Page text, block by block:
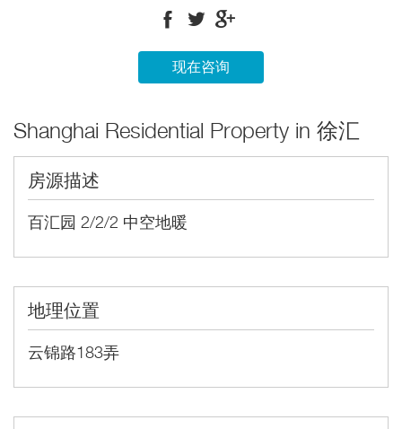
现在咨询
Shanghai Residential Property in 徐汇
房源描述
百汇园 2/2/2 中空地暖
地理位置
云锦路183弄